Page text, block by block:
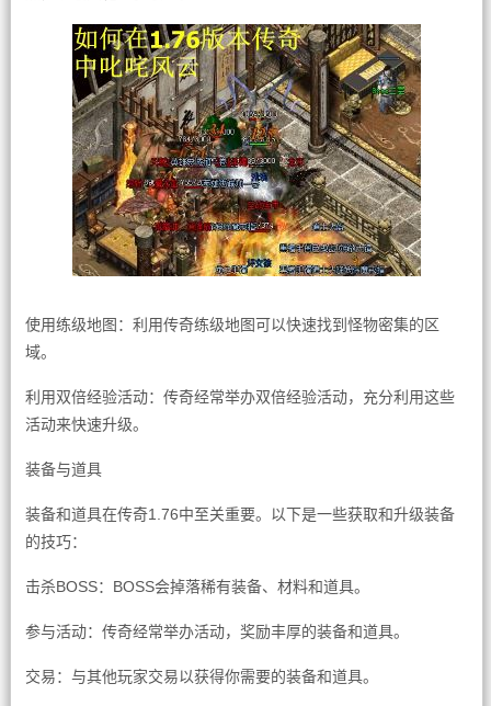
使用练级地图：利用传奇练级地图可以快速找到怪物密集的区
域。
利用双倍经验活动：传奇经常举办双倍经验活动，充分利用这些
活动来快速升级。
装备与道具
装备和道具在传奇1.76中至关重要。以下是一些获取和升级装备
的技巧：
击杀BOSS：BOSS会掉落稀有装备、材料和道具。
参与活动：传奇经常举办活动，奖励丰厚的装备和道具。
交易：与其他玩家交易以获得你需要的装备和道具。